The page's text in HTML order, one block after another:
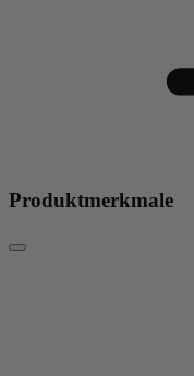
Produktmerkmale